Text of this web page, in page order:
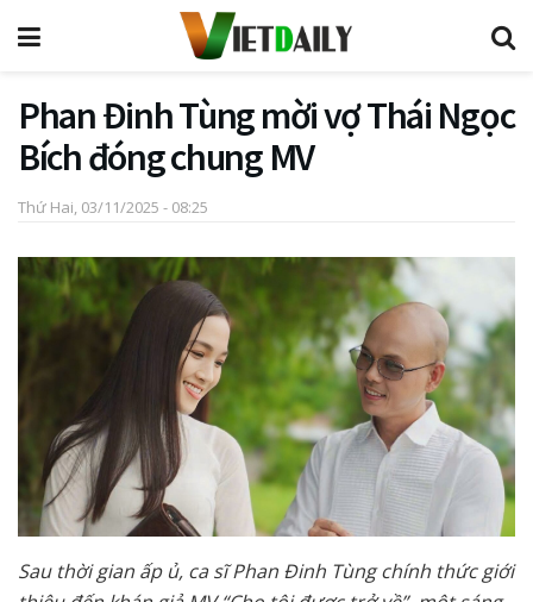
Phan Đinh Tùng mời vợ Thái Ngọc
Bích đóng chung MV
Thứ Hai, 03/11/2025 - 08:25
Sau thời gian ấp ủ, ca sĩ Phan Đinh Tùng chính thức giới